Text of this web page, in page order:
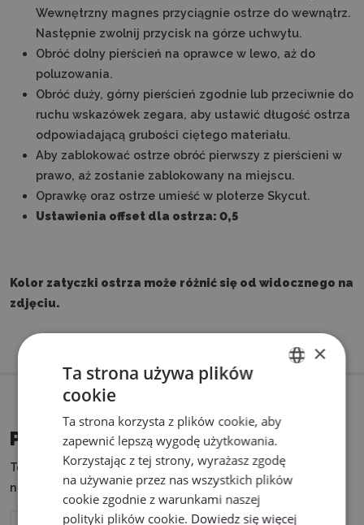
Wewnętrzny magnes przyciągnie ostrze do wewnątrz.
Następnie zwolnij przycisk na górze uchwytu.
Obróć dolny pierścień na oprawce w lewo, aż do
poluzowania.
Obróć duży, górny pierścień zgodnie lub przeciwnie do
ruchu wskazówek zegara, aby ustawić długość ostrza
odpowiadającą grubości ciętego materiału.
Aby zablokować ostrze obróć pierwszy z pierścieni w
prawo, aż zostanie zablokowany na miejscu.
Oprawkę oraz ostrze umieść w ploterze Skycut.
Ustawienia offset dla ostrza: 0,5
Kolor zatyczki ostrza może różnić się od widocznego na
zdjęciu.
PASUJĄCE URZĄDZENIA
Ten produkt możesz wykorzystać w połączeniu z
następującymi urządzeniami:
POLISH
×
Ta strona używa plików
cookie
Ta strona korzysta z plików cookie, aby
zapewnić lepszą wygodę użytkowania.
Korzystając z tej strony, wyrażasz zgodę
na używanie przez nas wszystkich plików
cookie zgodnie z warunkami naszej
polityki plików cookie. Dowiedz się więcej